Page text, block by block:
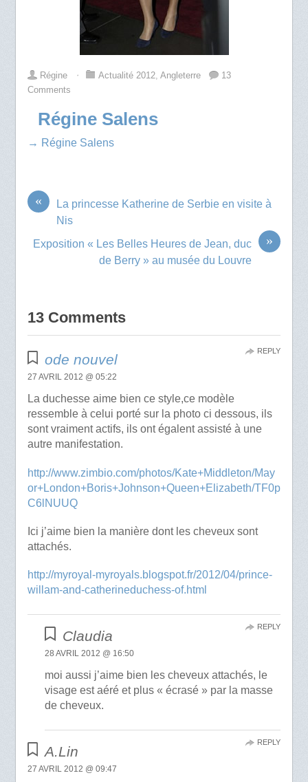
Régine ⋅ Actualité 2012, Angleterre
13
Comments
Régine Salens
→ Régine Salens
«
La princesse Katherine de Serbie en visite à
Nis
»
Exposition « Les Belles Heures de Jean, duc
de Berry » au musée du Louvre
13 Comments
ode nouvel
27 AVRIL 2012 @ 05:22
La duchesse aime bien ce style,ce modèle
ressemble à celui porté sur la photo ci dessous, ils
sont vraiment actifs, ils ont égalent assisté à une
autre manifestation.
http://www.zimbio.com/photos/Kate+Middleton/May
or+London+Boris+Johnson+Queen+Elizabeth/TF0p
C6lNUUQ
Ici j’aime bien la manière dont les cheveux sont
attachés.
http://myroyal-myroyals.blogspot.fr/2012/04/prince-
willam-and-catherineduchess-of.html
REPLY
Claudia
28 AVRIL 2012 @ 16:50
moi aussi j’aime bien les cheveux attachés, le
visage est aéré et plus « écrasé » par la masse
de cheveux.
REPLY
A.Lin
27 AVRIL 2012 @ 09:47
REPLY